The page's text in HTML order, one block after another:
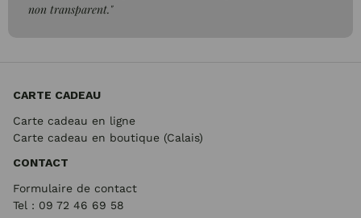
non transparent."
CARTE CADEAU
Carte cadeau en ligne
Carte cadeau en boutique (Calais)
CONTACT
Formulaire de contact
Tel : 09 72 46 69 58